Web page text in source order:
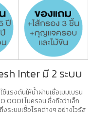
Inter มี 2 ระบบ
ช้แรงดันให้น้ำผ่านเยื่อเมมเบรน
ไมครอน ซึ่งถือว่าเล็ก
ระบบเชื้อโรคต่างๆ อย่างไวรัส